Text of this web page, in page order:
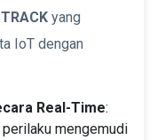
yang
IoT dengan
Real-Time:
mengemudi